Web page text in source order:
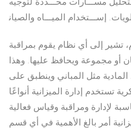
إﺳـــﺘﺨﺪام اﻟﻤﻴـــﺎه واﻟﺼﻴﺎﻧ
تشير إلى أي نظام يقوم بمراقبة
أو مجموعة ويحافظ عليها. وهذا
مثل المباني وينطبق على
تستخدم إدارة الميزانية أنواعًا
لإدارة ومراقبة وقياس فعالية
أمر بالغ الأهمية في أي قسم